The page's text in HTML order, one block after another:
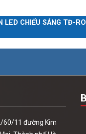
LED CHIẾU SÁNG TĐ-
60/11 đường Kim